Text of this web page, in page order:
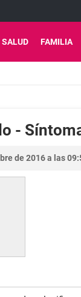
SALUD FAMILIA
-
de 2016 a las